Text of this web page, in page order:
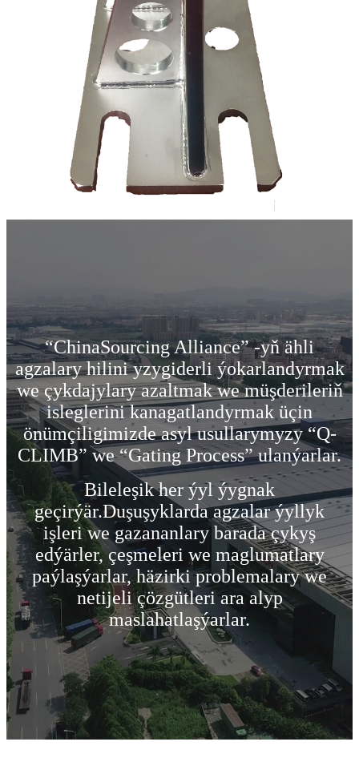
“ChinaSourcing Alliance” -yň ähli
agzalary hilini yzygiderli ýokarlandyrmak
we çykdajylary azaltmak we müşderileriň
isleglerini kanagatlandyrmak üçin
önümçiligimizde asyl usullarymyzy “Q-
CLIMB” we “Gating Process” ulanýarlar.
Bileleşik her ýyl ýygnak
geçirýär.Duşuşyklarda agzalar ýyllyk
işleri we gazananlary barada çykyş
edýärler, çeşmeleri we maglumatlary
paýlaşýarlar, häzirki problemalary we
netijeli çözgütleri ara alyp
maslahatlaşýarlar.